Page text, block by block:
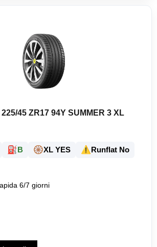
45 ZR17 94Y SUMMER 3 XL
⛽B 🛞XL YES ⚠️Runflat No
6/7 giorni